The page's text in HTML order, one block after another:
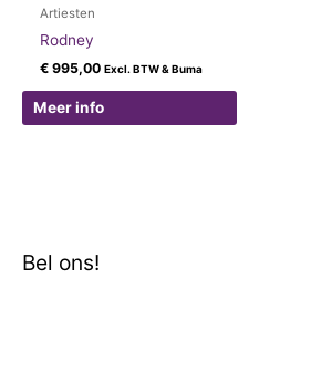
Artiesten
Rodney
€ 995,00 Excl. BTW & Buma
Meer info
Bel ons!